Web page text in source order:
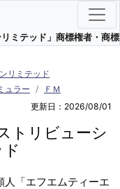
ミテッド」商標権者・商
リミテッド
ュラー
ＦＭ
更新日：2026/08/01
トリビューシ
人「エフエムティーエ